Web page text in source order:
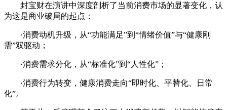
封宝财在演讲中深度剖析了当前消费市场的显著变化，认
为这是商业破局的起点：
·消费动机升级，从“功能满足”到“情绪价值”与“健康刚
需”双驱动；
·消费需求分化，从“标准化”到“人性化”；
·消费行为转变，健康消费走向“即时化、平替化、日常
化”。